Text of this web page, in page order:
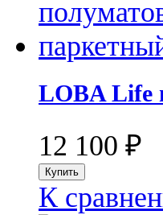
LOBA Life
12 100 ₽
К